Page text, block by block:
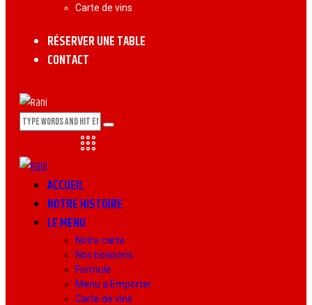
Carte de vins
RÉSERVER UNE TABLE
CONTACT
ACCUEIL
NOTRE HISTOIRE
LE MENU
Notre carte
Nos boissons
Formule
Menu a Emporter
Carte de vins